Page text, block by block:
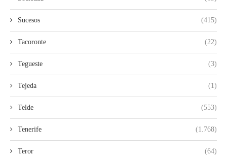
Sucesos (415)
Tacoronte (22)
Tegueste (3)
Tejeda (1)
Telde (553)
Tenerife (1.768)
Teror (64)